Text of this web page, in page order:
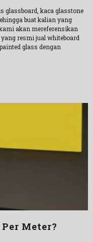
glassboard, kaca glasstone
buat kalian yang
akan mereferensikan
resmi jual whiteboard
glass dengan
Meter?